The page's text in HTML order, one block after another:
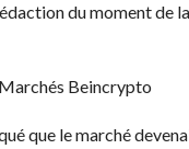
du moment de
Beincrypto
que le marché